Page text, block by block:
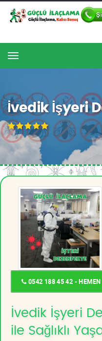
Menu
İvedik İşyeri
0542 188 45 42 -
İvedik İşyeri
ile Sağlıklı